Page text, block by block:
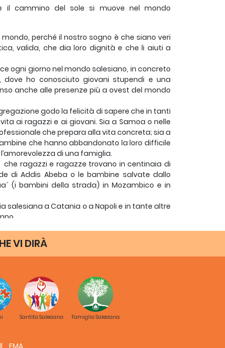
il cammino del sole si muove nel mondo
perché il nostro sogno è che siano veri
valida, che dia loro dignità e che li aiuti a
ogni giorno nel mondo salesiano, in concreto
dove ho conosciuto giovani stupendi e una
anche alle presenze più a ovest del mondo
godo la felicità di sapere che in tanti
ai ragazzi e ai giovani. Sia a Samoa o nelle
che prepara alla vita concreta; sia a
che hanno abbandonato la loro difficile
di una famiglia.
ragazzi e ragazze trovano in centinaia di
di Addis Abeba o le bambine salvate dallo
(i bambini della strada) in Mozambico e in
a Catania o a Napoli e in tante altre
con loro il pane e la vita.
essere una celebrazione senza Dio, senza il
essere una celebrazione “spiritualista
i più fragili.
che talvolta sembra bloccarci è stata
lui la “legge segreta” che orienta il cammino
ma molto importanti ci sfuggano. Che la
autenticamente umana, a tutti quelli che ce
VI DIRÀ
Santita Salesiana Famiglia Salesiana